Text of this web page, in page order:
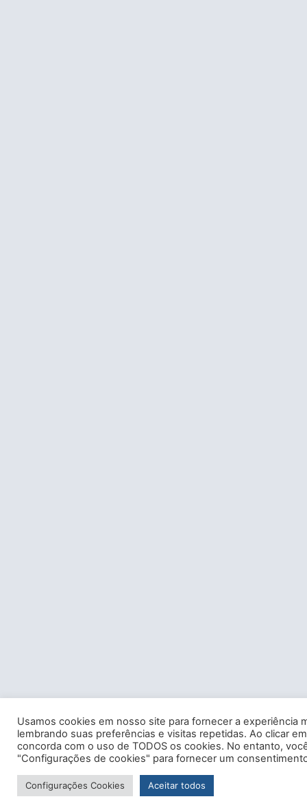
Usamos cookies em nosso site para fornecer a experiência
lembrando suas preferências e visitas repetidas. Ao clicar
concorda com o uso de TODOS os cookies. No entanto,
"Configurações de cookies" para fornecer um
Configurações Cookies Aceitar todos